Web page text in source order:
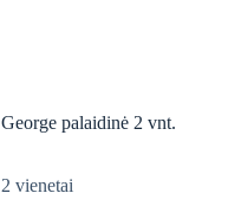
George palaidinė 2 vnt.
2 vienetai